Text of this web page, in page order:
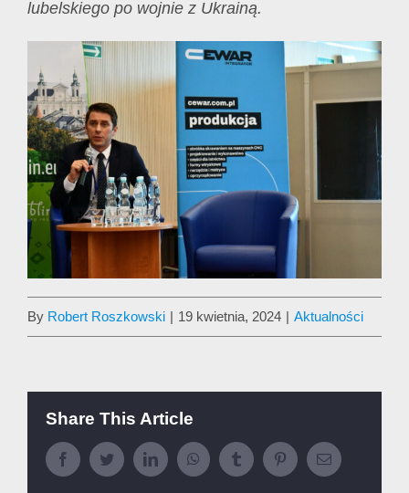
lubelskiego po wojnie z Ukrainą.
By Robert Roszkowski | 19 kwietnia, 2024 | Aktualności
Share This Article
FacebookTwitterLinkedInWhatsAppTumblr PinterestEmail